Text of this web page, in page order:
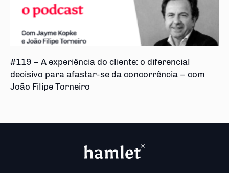
#119 – A experiência do cliente: o diferencial
decisivo para afastar-se da concorrência – com
João Filipe Torneiro